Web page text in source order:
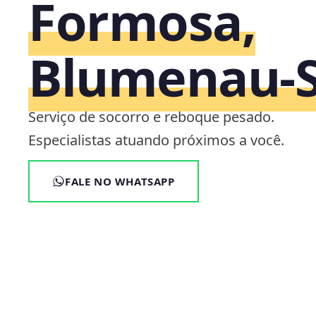
Formosa,
Serviço de socorro e reboque pesado.
Especialistas atuando próximos a você.
FALE NO WHATSAPP